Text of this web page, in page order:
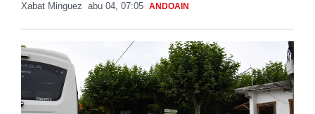
Xabat Minguez abu 04, 07:05 ANDOAIN